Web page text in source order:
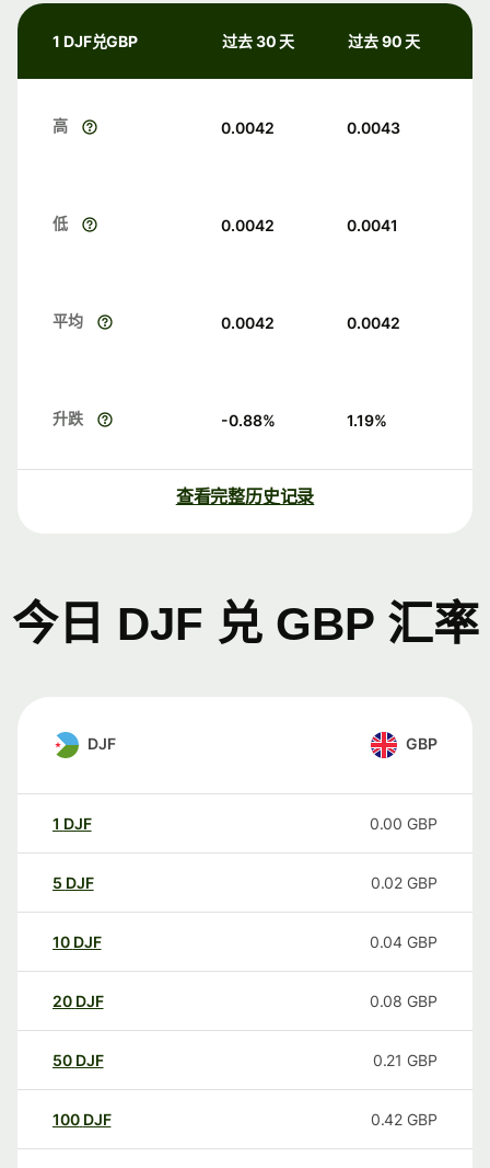
1 DJF兑GBP 过去 30 天 过去 90 天
高 0.0042 0.0043
低 0.0042 0.0041
平均 0.0042 0.0042
升跌 -0.88% 1.19%
查看完整历史记录
今日 DJF 兑 GBP 汇率
DJF GBP
1 DJF 0.00 GBP
5 DJF 0.02 GBP
10 DJF 0.04 GBP
20 DJF 0.08 GBP
50 DJF 0.21 GBP
100 DJF 0.42 GBP